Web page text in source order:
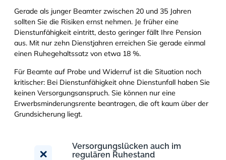
Gerade als junger Beamter zwischen 20 und 35 Jahren
sollten Sie die Risiken ernst nehmen. Je früher eine
Dienstunfähigkeit eintritt, desto geringer fällt Ihre Pension
aus. Mit nur zehn Dienstjahren erreichen Sie gerade einmal
einen Ruhegehaltssatz von etwa 18 %.
Für Beamte auf Probe und Widerruf ist die Situation noch
kritischer: Bei Dienstunfähigkeit ohne Dienstunfall haben Sie
keinen Versorgungsanspruch. Sie können nur eine
Erwerbsminderungsrente beantragen, die oft kaum über der
Grundsicherung liegt.
Versorgungslücken auch im
regulären Ruhestand